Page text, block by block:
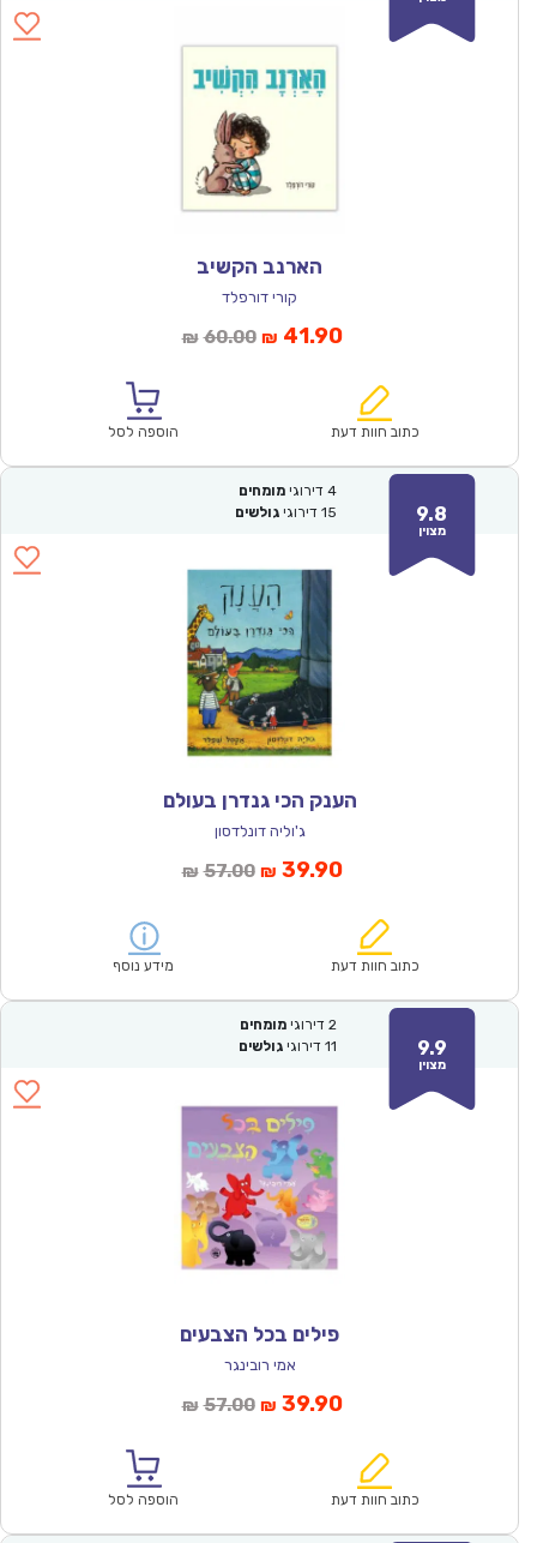
הארנב הקשיב
קורי דורפלד
₪ 60.00המחיר
₪60.00.
₪ 41.90המחיר
הוא:
כתוב חוות דעת הוספה לסל
9.8
מצוין
4 דירוגי מומחים
15 דירוגי גולשים
הענק הכי גנדרן בעולם
ג'וליה דונלדסון
₪ 57.00המחיר
₪57.00.
₪ 39.90המחיר
הוא:
כתוב חוות דעת מידע נוסף
9.9
מצוין
2 דירוגי מומחים
11 דירוגי גולשים
פילים בכל הצבעים
אמי רובינגר
₪ 57.00המחיר
₪57.00.
₪ 39.90המחיר
הוא:
כתוב חוות דעת הוספה לסל